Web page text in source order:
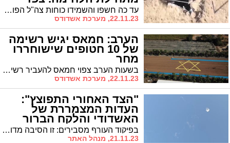
(וידאו) עד כה חשפו והשמידו כוחות צה"ל הפועלים ברצועת עזה כ-400 פירי מנהרות * בצה"ל מדגישים כי לוחמי יחידת יהל"ם לוקחים חלק משמעותי בחשיפת הפירים והשמדתם באמצעים מגוונים
22.11.23, מערכת אשדודס
הערב: חמאס יגיש רשימה
של 10 חטופים שישוחררו
מחר
בשעות הערב צפוי חמאס להעביר רשימה של עשרה חטופים שיהיו הראשונים להשתחרר מהשבי במסגרת הסכם שחרור החטופים שאושר על ידי הממשלה
22.11.23, מערכת אשדודס
"הצד האחורי התפוצץ":
העדות המצמררת של
האשדודי והלקח הברור
(וידאו) בפיקוד העורף מסבירים: זו הסיבה מדוע חשוב להמתין עשר דקות עד לאחר הישמע האזעקה, ולא לצאת מיד עם הישמע היירוט
21.11.23, מנהל האתר